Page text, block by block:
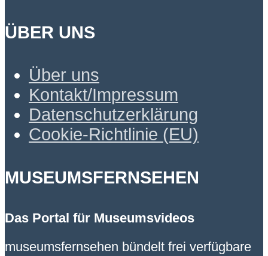
ÜBER UNS
Über uns
Kontakt/Impressum
Datenschutzerklärung
Cookie-Richtlinie (EU)
MUSEUMSFERNSEHEN
Das Portal für Museumsvideos
museumsfernsehen bündelt frei verfügbare